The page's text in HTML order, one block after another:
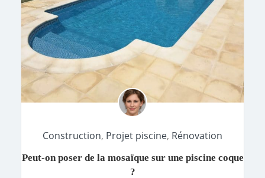
Construction, Projet piscine, Rénovation
Peut-on poser de la mosaïque sur une piscine coque
?